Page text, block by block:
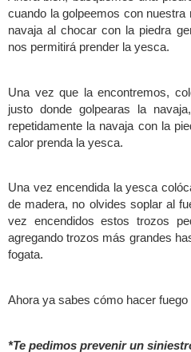
cuando la golpeemos con
navaja al chocar con la piedra
nos permitirá prender la yesca.
Una vez que la encontremos,
justo donde golpearas la
repetidamente la navaja con la
calor prenda la yesca.
Una vez encendida la yesca
de madera, no olvides soplar al
vez encendidos estos trozos
agregando trozos más grandes
fogata.
Ahora ya sabes cómo hacer fuego
*Te pedimos prevenir un